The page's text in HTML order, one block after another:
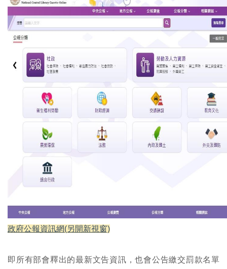
政府公報資訊網(另開新視窗)
即所有部會釋出的最新文告資訊，也會公告繳交罰款名單